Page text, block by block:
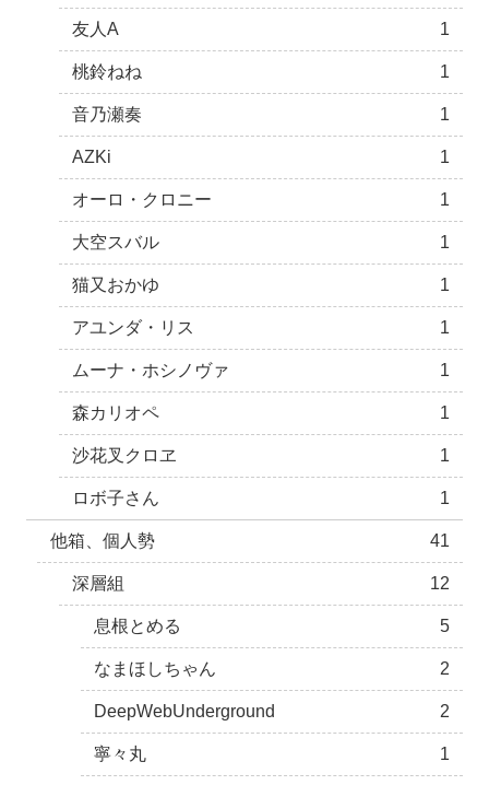
友人A 1
桃鈴ねね 1
音乃瀬奏 1
AZKi 1
オーロ・クロニー 1
大空スバル 1
猫又おかゆ 1
アユンダ・リス 1
ムーナ・ホシノヴァ 1
森カリオペ 1
沙花叉クロヱ 1
ロボ子さん 1
他箱、個人勢 41
深層組 12
息根とめる 5
なまほしちゃん 2
DeepWebUnderground 2
寧々丸 1